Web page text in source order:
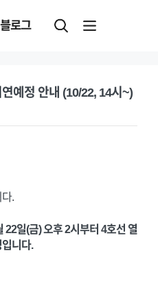
로그
예정 안내 (10/22, 14시~)
.
22일(금) 오후 2시부터 4호선 열
니다.